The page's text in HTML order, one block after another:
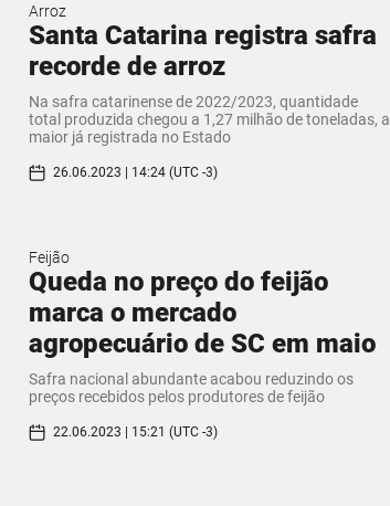
Arroz
Santa Catarina registra safra
recorde de arroz
Na safra catarinense de 2022/2023, quantidade
total produzida chegou a 1,27 milhão de toneladas, a
maior já registrada no Estado
26.06.2023 | 14:24 (UTC -3)
Feijão
Queda no preço do feijão
marca o mercado
agropecuário de SC em maio
Safra nacional abundante acabou reduzindo os
preços recebidos pelos produtores de feijão
22.06.2023 | 15:21 (UTC -3)